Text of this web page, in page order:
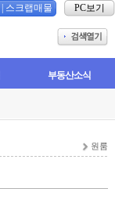
스크랩매물 PC보기
부동산소식
원룸